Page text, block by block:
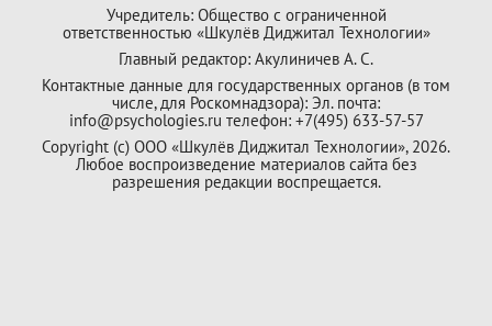
Учредитель: Общество с ограниченной
ответственностью «Шкулёв Диджитал Технологии»
Главный редактор: Акулиничев А. С.
Контактные данные для государственных органов (в том
числе, для Роскомнадзора): Эл. почта:
info@psychologies.ru телефон: +7(495) 633-57-57
Copyright (с) ООО «Шкулёв Диджитал Технологии», 2026.
Любое воспроизведение материалов сайта без
разрешения редакции воспрещается.